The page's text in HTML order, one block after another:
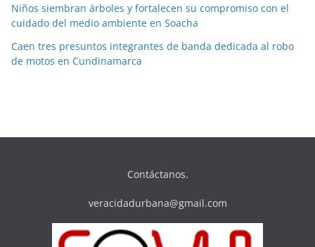
Niños siembran árboles y fortalecen su compromiso con el
cuidado del medio ambiente en Soacha
Caen tres presuntos integrantes de banda dedicada al robo
de motos en Cundinamarca
Contáctanos.
veracidadurbana@gmail.com